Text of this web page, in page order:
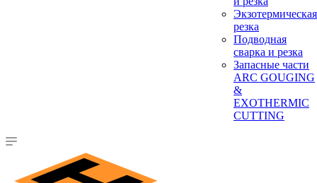
Экзотермическая
резка
Подводная
сварка и резка
Запасные части
ARC GOUGING
&
EXOTHERMIC
CUTTING